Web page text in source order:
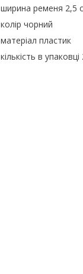
ширина ременя 2,5
колір чорний
матеріал пластик
кількість в